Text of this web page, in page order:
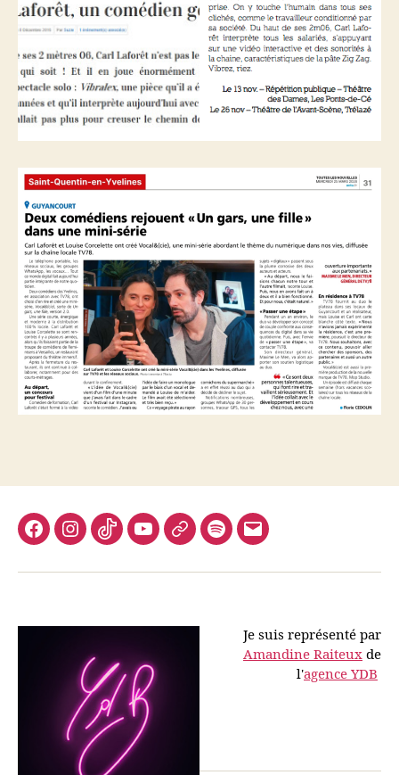
FacebookInstagram
TikTokYoutube
IMDBSpotifyM’envoyer
Je suis représenté par
Amandine Raiteux de
l'agence YDB